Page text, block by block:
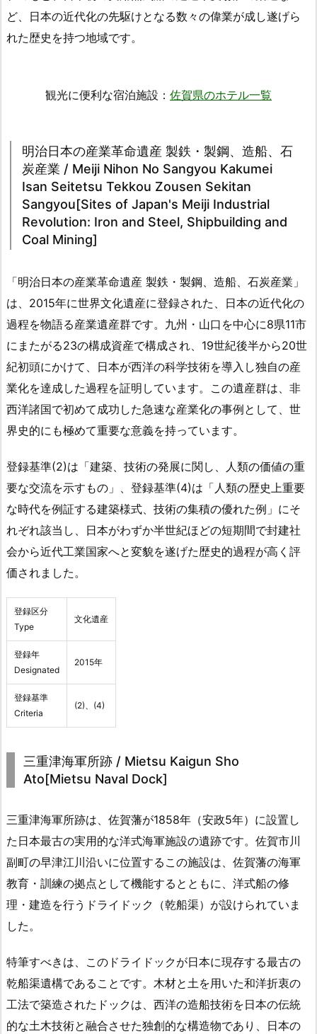
ど、日本の近代化の先駆けとなる数々の偉業が成し遂げら
れた歴史を持つ地域です。
観光に便利な宿泊施設： 佐賀県のホテル一覧
明治日本の産業革命遺産 製鉄・製鋼、造船、石
炭産業 / Meiji Nihon No Sangyou Kakumei
Isan Seitetsu Tekkou Zousen Sekitan
Sangyou[Sites of Japan's Meiji Industrial
Revolution: Iron and Steel, Shipbuilding and
Coal Mining]
「明治日本の産業革命遺産 製鉄・製鋼、造船、石炭産業」
は、2015年に世界文化遺産に登録された、日本の近代化の
過程を物語る産業遺産群です。九州・山口を中心に8県11市
にまたがる23の構成資産で構成され、19世紀後半から20世
紀初頭にかけて、日本が西洋の科学技術を導入し独自の産
業化を達成した過程を証明しています。この遺産群は、非
西洋諸国で初めて成功した急速な産業化の事例として、世
界史的にも極めて重要な意義を持っています。
登録基準(2)は「建築、技術の発展に関し、人類の価値の重
要な交流を示すもの」、登録基準(4)は「人類の歴史上重要
な時代を例証する建築様式、技術の集積の優れた例」にそ
れぞれ該当し、日本がわずか半世紀ほどの短期間で封建社
会から近代工業国家へと変貌を遂げた歴史的過程が高く評
価されました。
登録区分
Type
文化遺産
登録年
Designated
2015年
登録基準
Criteria
(2)、(4)
三重津海軍所跡 / Mietsu Kaigun Sho
Ato[Mietsu Naval Dock]
三重津海軍所跡は、佐賀藩が1858年（安政5年）に設置し
た日本最古の実用的な洋式海軍施設の遺跡です。佐賀市川
副町の早津江川沿いに位置するこの施設は、佐賀藩の海軍
教育・訓練の拠点として機能するとともに、洋式船の修
理・建造を行うドライドック（乾船渠）が設けられていま
した。
特筆すべきは、このドライドックが日本に現存する最古の
乾船渠遺構であることです。木材と土を用いた和洋折衷の
工法で築造されたドックは、西洋の造船技術を日本の伝統
的な土木技術と融合させた独創的な構造物であり、日本の